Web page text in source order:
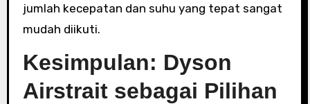
jumlah kecepatan dan suhu yang tepat sangat
mudah diikuti.
Kesimpulan: Dyson
Airstrait sebagai Pilihan